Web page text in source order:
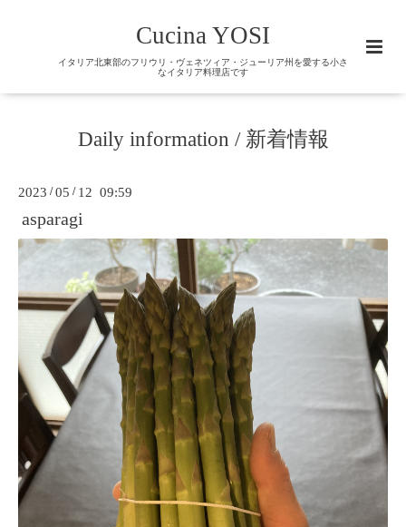
Cucina YOSI
イタリア北東部のフリウリ・ヴェネツィア・ジューリア州を愛する小さ
なイタリア料理店です
Daily information / 新着情報
2023 /05 / 12 09:59
asparagi